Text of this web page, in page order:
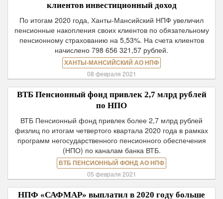
клиентов инвестиционный доход
По итогам 2020 года, Ханты-Мансийский НПФ увеличил
пенсионные накопления своих клиентов по обязательному
пенсионному страхованию на 5,53%. На счета клиентов
начислено 798 656 321,57 рублей.
ХАНТЫ-МАНСИЙСКИЙ АО НПФ
08 февраля 2021
ВТБ Пенсионный фонд привлек 2,7 млрд рублей
по НПО
ВТБ Пенсионный фонд привлек более 2,7 млрд рублей
физлиц по итогам четвертого квартала 2020 года в рамках
программ негосударственного пенсионного обеспечения
(НПО) по каналам банка ВТБ.
ВТБ ПЕНСИОННЫЙ ФОНД АО НПФ
05 февраля 2021
НПФ «САФМАР» выплатил в 2020 году больше